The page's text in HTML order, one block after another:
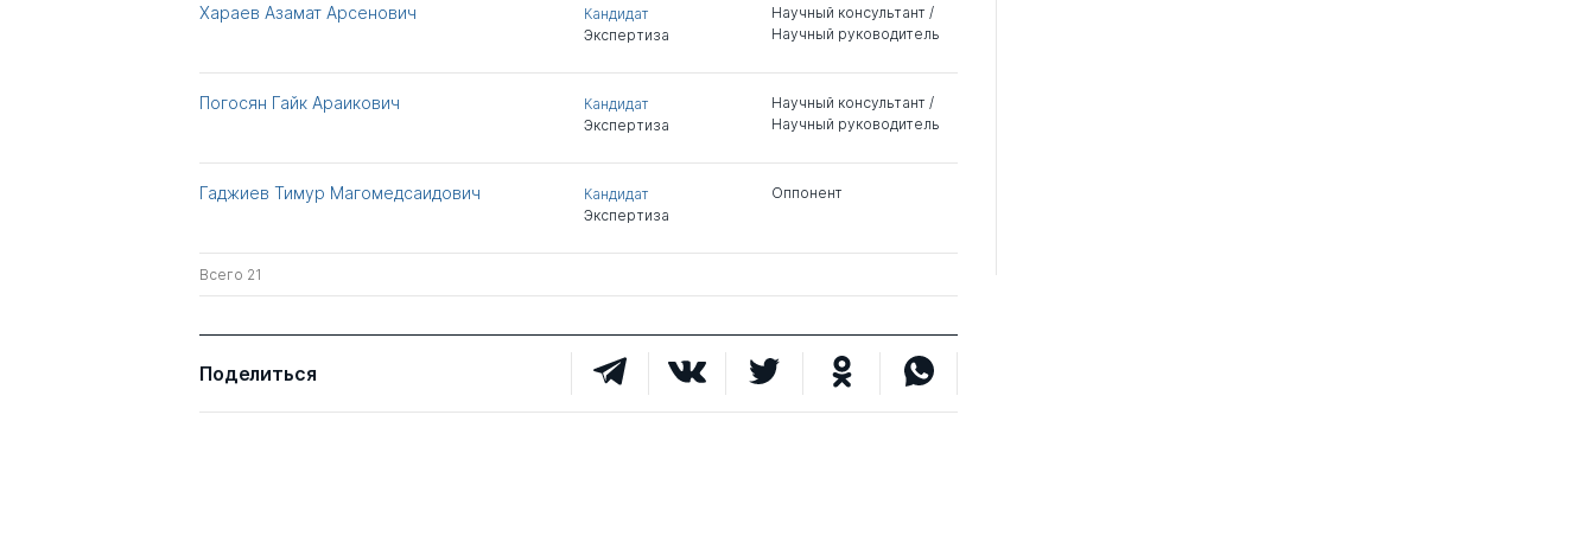
Хараев Азамат Арсенович
Кандидат
Экспертиза
Научный консультант /
Научный руководитель
Погосян Гайк Араикович
Кандидат
Экспертиза
Научный консультант /
Научный руководитель
Гаджиев Тимур Магомедсаидович
Кандидат
Экспертиза
Оппонент
Всего 21
Поделиться